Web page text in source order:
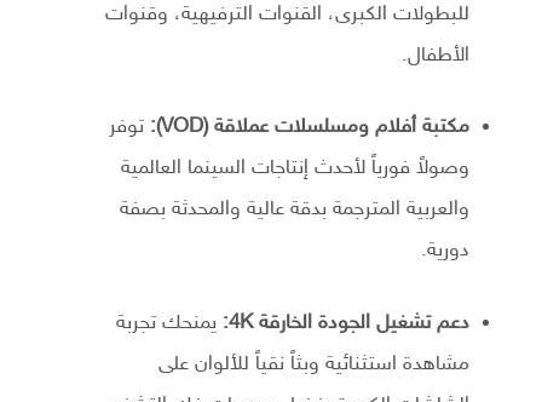
للبطولات الكبرى، القنوات الترفيهية، وقنوات
الأطفال.
مكتبة أفلام ومسلسلات عملاقة (VOD):
توفر
وصولاً فورياً لأحدث إنتاجات السينما العالمية
والعربية المترجمة بدقة عالية والمحدثة بصفة
دورية.
دعم تشغيل الجودة الخارقة 4K:
يمنحك تجربة
مشاهدة استثنائية وبثاً نقياً للألوان على